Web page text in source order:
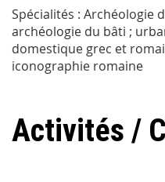
Spécialités : Archéologie
archéologie du bâti ;
domestique grec et
iconographie romaine
Activités /